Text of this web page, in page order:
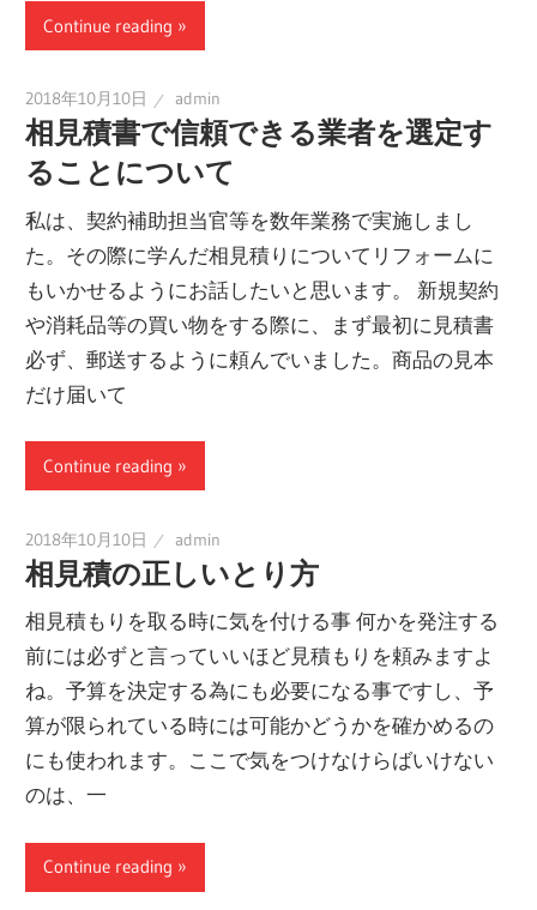
Continue reading
2018年10月10日 admin
相見積書で信頼できる業者を選定す
ることについて
私は、契約補助担当官等を数年業務で実施しまし
た。その際に学んだ相見積りについてリフォームに
もいかせるようにお話したいと思います。 新規契約
や消耗品等の買い物をする際に、まず最初に見積書
必ず、郵送するように頼んでいました。商品の見本
だけ届いて
Continue reading
2018年10月10日 admin
相見積の正しいとり方
相見積もりを取る時に気を付ける事 何かを発注する
前には必ずと言っていいほど見積もりを頼みますよ
ね。予算を決定する為にも必要になる事ですし、予
算が限られている時には可能かどうかを確かめるの
にも使われます。ここで気をつけなけらばいけない
のは、一
Continue reading